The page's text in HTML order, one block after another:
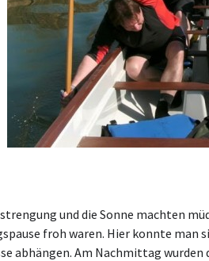
und die Sonne machten
froh waren. Hier konnte man
abhängen. Am Nachmittag